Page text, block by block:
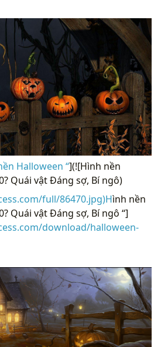
Halloween “](![Hình nền
Quái vật Đáng sợ, Bí ngô)
full/86470.jpg)Hình nền
Quái vật Đáng sợ, Bí ngô “]
download/halloween-